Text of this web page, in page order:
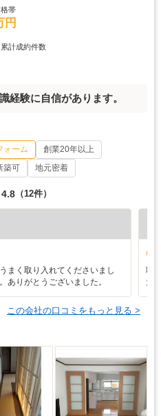
帯
円
計成約件数
験に自信があります。
ォーム
創業20年以上
築可 地元密着
4.8 （12件）
まく取り入れてくださいまし
ありがとうございました。
職
た
この会社の口コミをもっと見る >